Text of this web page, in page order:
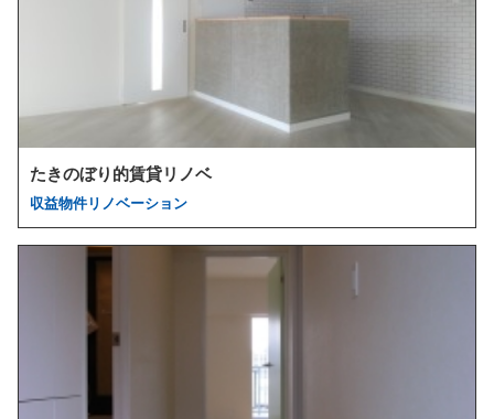
たきのぼり的賃貸リノベ
収益物件リノベーション